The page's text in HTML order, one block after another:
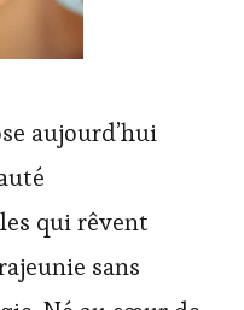
aujourd’hui
qui rêvent
sans